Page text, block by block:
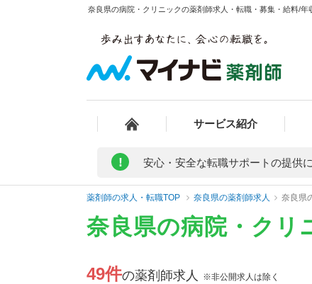
奈良県の病院・クリニックの薬剤師求人・転職・募集・給料/年
サービス紹介
! 安心・安全な転職サポートの提供に
薬剤師の求人・転職TOP 奈良県の薬剤師求人 奈良県
奈良県の病院・クリ
49件の薬剤師求人 ※非公開求人は除く